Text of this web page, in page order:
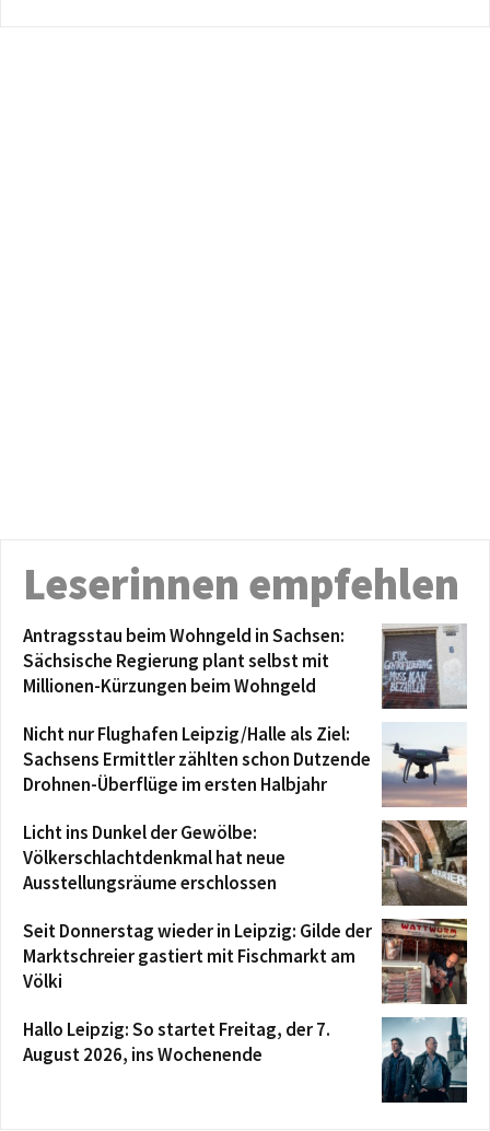
Leserinnen empfehlen
Antragsstau beim Wohngeld in Sachsen:
Sächsische Regierung plant selbst mit
Millionen-Kürzungen beim Wohngeld
Nicht nur Flughafen Leipzig/Halle als Ziel:
Sachsens Ermittler zählten schon Dutzende
Drohnen-Überflüge im ersten Halbjahr
Licht ins Dunkel der Gewölbe:
Völkerschlachtdenkmal hat neue
Ausstellungsräume erschlossen
Seit Donnerstag wieder in Leipzig: Gilde der
Marktschreier gastiert mit Fischmarkt am
Völki
Hallo Leipzig: So startet Freitag, der 7.
August 2026, ins Wochenende